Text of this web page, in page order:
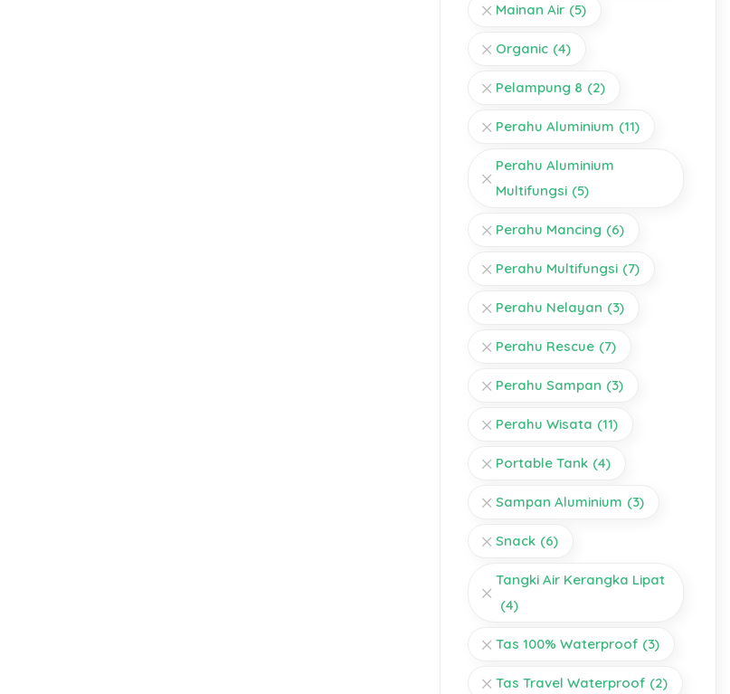
Mainan Air (5)
Organic (4)
Pelampung 8 (2)
Perahu Aluminium (11)
Perahu Aluminium
Multifungsi (5)
Perahu Mancing (6)
Perahu Multifungsi (7)
Perahu Nelayan (3)
Perahu Rescue (7)
Perahu Sampan (3)
Perahu Wisata (11)
Portable Tank (4)
Sampan Aluminium (3)
Snack (6)
Tangki Air Kerangka Lipat
(4)
Tas 100% Waterproof (3)
Tas Travel Waterproof (2)